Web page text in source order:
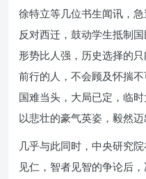
徐特立等几位书生闻讯，
反对西迁，鼓动学生抵制
形势比人强，历史选择的
前行的人，不会顾及怀揣不
国难当头，大局已定，临
以悲壮的豪气英姿，毅然迈
几乎与此同时，中央研究
见仁，智者见智的争论后